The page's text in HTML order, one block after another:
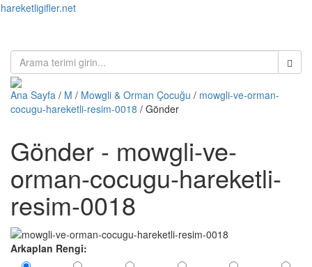
hareketligifler.net
Ana Sayfa / M / Mowgli & Orman Çocuğu / mowgli-ve-orman-
cocugu-hareketli-resim-0018 / Gönder
Gönder - mowgli-ve-
orman-cocugu-hareketli-
resim-0018
Arkaplan Rengi: